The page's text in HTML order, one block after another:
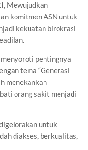
Mewujudkan
komitmen ASN untuk
kekuatan birokrasi
pentingnya
tema “Generasi
menekankan
orang sakit menjadi
untuk
diakses, berkualitas,